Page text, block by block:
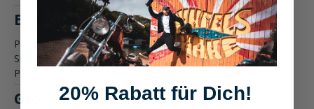
Beschreibung
Produktbeschreibung: Shark exhaust Auspuff Street GP Der
Shark exhaust Auspuff Street GP vereint kraftvolle
Performance mit…
Größentabelle
20% Rabatt für Dich!